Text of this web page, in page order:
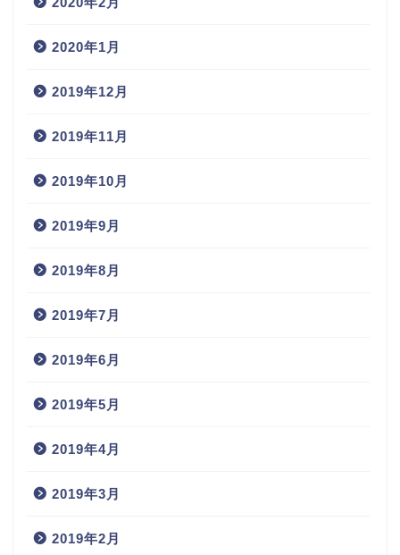
2020年1月
2019年12月
2019年11月
2019年10月
2019年9月
2019年8月
2019年7月
2019年6月
2019年5月
2019年4月
2019年3月
2019年2月